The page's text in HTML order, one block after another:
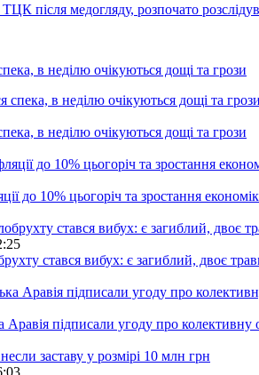
після медогляду, розпочато
в неділю очікуються дощі та грози
в неділю очікуються дощі та грози
до 10% цьогоріч та зростання
стався вибух: є загиблий, двоє
Аравія підписали угоду про колективну